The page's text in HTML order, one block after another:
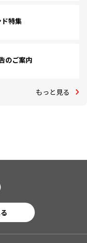
特集
のご案内
もっと見る